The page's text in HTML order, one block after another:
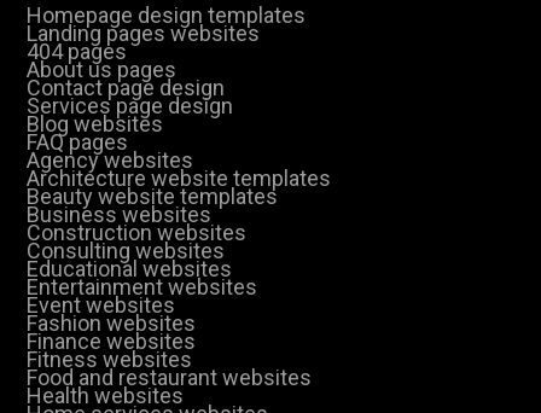
Homepage design templates
Landing pages websites
404 pages
About us pages
Contact page design
Services page design
Blog websites
FAQ pages
Agency websites
Architecture website templates
Beauty website templates
Business websites
Construction websites
Consulting websites
Educational websites
Entertainment websites
Event websites
Fashion websites
Finance websites
Fitness websites
Food and restaurant websites
Health websites